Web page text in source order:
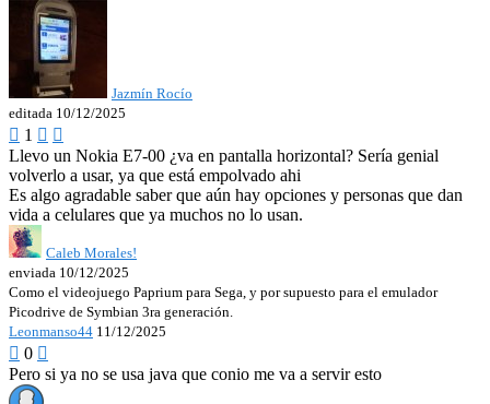
Jazmín Rocío
editada 10/12/2025
 1  
Llevo un Nokia E7-00 ¿va en pantalla horizontal? Sería genial
volverlo a usar, ya que está empolvado ahi
Es algo agradable saber que aún hay opciones y personas que dan
vida a celulares que ya muchos no lo usan.
Caleb Morales!
enviada 10/12/2025
Como el videojuego Paprium para Sega, y por supuesto para el emulador
Picodrive de Symbian 3ra generación.
Leonmanso44 11/12/2025
 0 
Pero si ya no se usa java que conio me va a servir esto